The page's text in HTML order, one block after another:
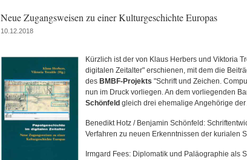
Neue Zugangsweisen zu einer Kulturgeschichte Europas
10.12.2018
Kürzlich ist der von Klaus Herbers und Viktoria
digitalen Zeitalter" erschienen, mit dem die
des BMBF-Projekts "Schrift und Zeichen.
nun im Druck vorliegen. An dem vorliegenden
Schönfeld gleich drei ehemalige Angehörige
Benedikt Hotz / Benjamin Schönfeld:
Verfahren zu neuen Erkenntnissen der kurialen
Irmgard Fees: Diplomatik und Paläographie als